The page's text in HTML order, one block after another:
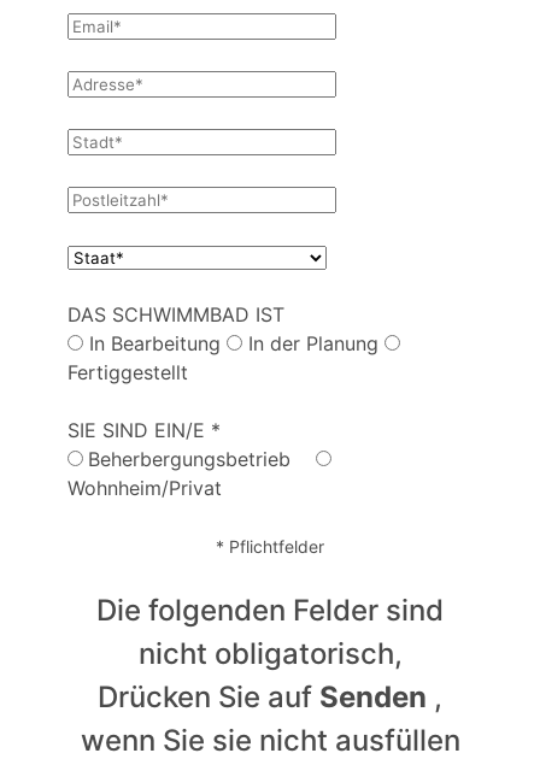
DAS SCHWIMMBAD IST
In Bearbeitung
In der Planung
Fertiggestellt
SIE SIND EIN/E *
Beherbergungsbetrieb
Wohnheim/Privat
* Pflichtfelder
Die folgenden Felder sind
nicht obligatorisch,
Drücken Sie auf Senden ,
wenn Sie sie nicht ausfüllen